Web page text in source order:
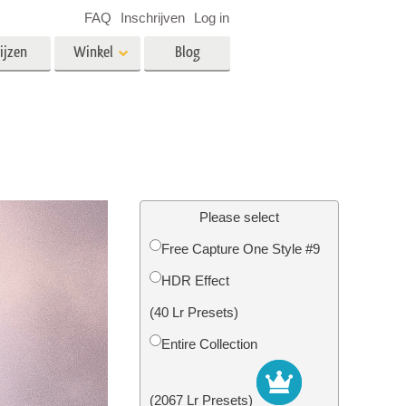
Foto Restauratie
Winkel Blog
FAQ Inschrijven Log in
Please select
Free Capture One Style #9
HDR Effect
(40 Lr Presets)
Entire Collection
(2067 Lr Presets)